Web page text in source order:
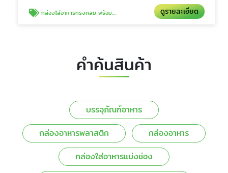
กล่องใส่อาหารทรงกลม พร้อมฝาปิด ดูรายละเอียด
คำค้นสินค้า
บรรจุภัณฑ์อาหาร
กล่องอาหารพลาสติก
กล่องอาหาร
กล่องใส่อาหารแบ่งช่อง